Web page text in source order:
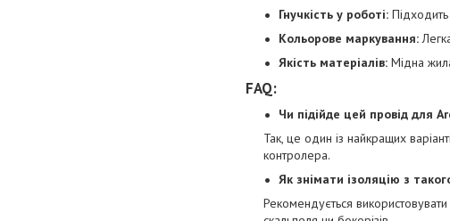
Гнучкість у роботі:
Кольорове маркування:
Якість матеріалів: Мідна
FAQ:
Чи підійде цей провід для
Так, це один із найкращих
контролера.
Як знімати ізоляцію з
Рекомендується